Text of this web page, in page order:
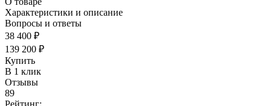
Характеристики и описание
Вопросы и ответы
38 400 ₽
139 200 ₽
Купить
В 1 клик
Отзывы
89
Рейтинг: